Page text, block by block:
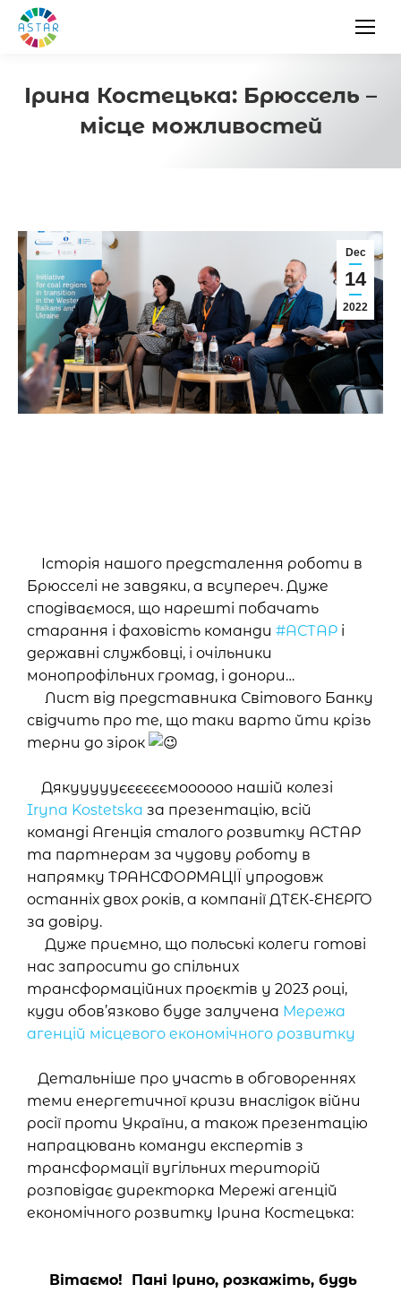
Ірина Костецька: Брюссель –
місце можливостей
Dec
14
2022
Історія нашого предсталення роботи в
Брюсселі не завдяки, а всупереч. Дуже
сподіваємося, що нарешті побачать
старання і фаховість команди #АСТАР і
державні службовці, і очільники
монопрофільних громад, і донори…
Лист від представника Світового Банку
свідчить про те, що таки варто йти крізь
терни до зірок
Дякуууууєєєєєємоооооо нашій колезі
Iryna Kostetska за презентацію, всій
команді Агенція сталого розвитку АСТАР
та партнерам за чудову роботу в
напрямку ТРАНСФОРМАЦІЇ упродовж
останніх двох років, а компанії ДТЕК-ЕНЕРГО
за довіру.
Дуже приємно, що польські колеги готові
нас запросити до спільних
трансформаційних проєктів у 2023 році,
куди обов’язково буде залучена Мережа
агенцій місцевого економічного розвитку
Детальніше про участь в обговореннях
теми енергетичної кризи внаслідок війни
росії проти України, а також презентацію
напрацювань команди експертів з
трансформації вугільних територій
розповідає директорка Мережі агенцій
економічного розвитку Ірина Костецька:
Вітаємо! Пані Ірино, розкажіть, будь